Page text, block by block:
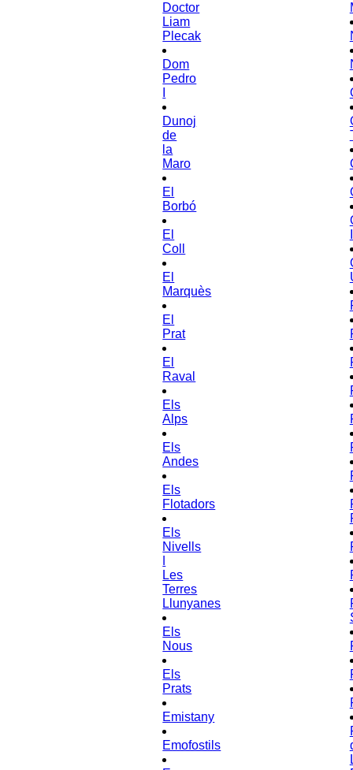
Doctor
Liam
Plecak
Dom
Pedro
Dunoj
de
la
Maro
El
Borbó
El
Coll
El
Marquès
El
Prat
El
Raval
Els
Alps
Els
Andes
Els
Flotadors
Els
Nivells
Les
Terres
Llunyanes
Els
Nous
Els
Prats
Emistany
Emofostils